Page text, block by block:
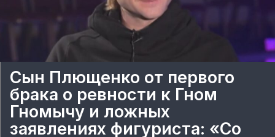
Сын Плющенко от первого
брака о ревности к Гном
Гномычу и ложных
заявлениях фигуриста: «Со